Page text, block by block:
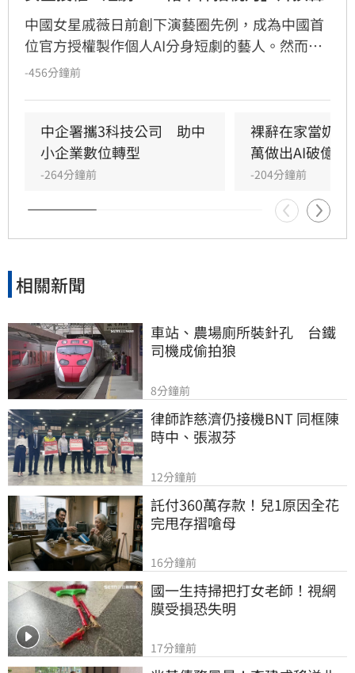
中國女星戚薇日前創下演藝圈先例，成為中國首
位官方授權製作個人AI分身短劇的藝人。然而，
由戚薇AI分身演出的首部作品《末日盛夏》今（7
視角」，鏡頭直接從角色雙腿之間低角度直視裙
底，被指帶有強烈的偷窺暗示，導致原本備受期
待的AI技術創新慘遭好評翻車。
-456分鐘前
中企署攜3科技公司　助中
小企業數位轉型
-264分鐘前
裸辭在家當奶
萬做出AI破億神
-204分鐘前
相關新聞
車站、農場廁所裝針孔　台鐵
司機成偷拍狼
8分鐘前
律師詐慈濟仍接機BNT 同框陳
時中、張淑芬
12分鐘前
託付360萬存款！兒1原因全花
完甩存摺嗆母
16分鐘前
國一生持掃把打女老師！視網
膜受損恐失明
17分鐘前